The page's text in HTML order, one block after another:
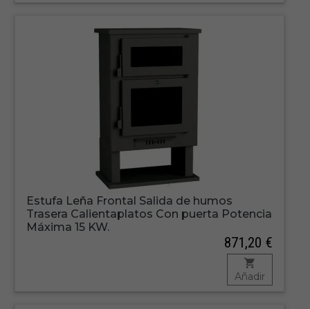
Estufa Leña Frontal Salida de humos
Trasera Calientaplatos Con puerta Potencia
Máxima 15 KW.
871,20 €
Añadir